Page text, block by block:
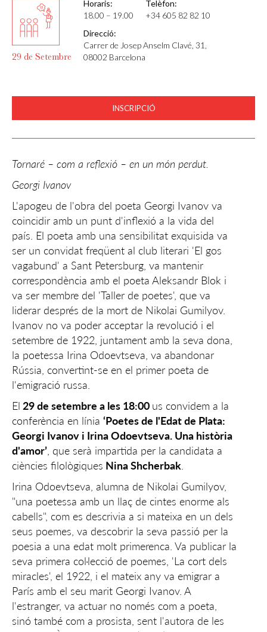
29 de Setembre
Horaris:
18.00 – 19.00
Telèfon:
+34 605 82 82 10
Direcció:
Carrer de Josep Anselm Clavé, 31,
08002 Barcelona
INSCRIPCIÓ
Tornaré – com a reflexió – en un món perdut.
Georgi Ivanov
L'apogeu de l'obra del poeta Georgi Ivanov va
coincidir amb un punt d'inflexió a la vida del
país. El poeta amb una sensibilitat exquisida va
ser un convidat freqüent al club literari 'El gos
vagabund' a Sant Petersburg, va mantenir
correspondència amb el poeta Aleksandr Blok i
va ser membre del 'Taller de poetes', que va
liderar després de la mort de Nikolai Gumilyov.
Ivanov no va poder acceptar la revolució i el
setembre de 1922, juntament amb la seva dona,
la poetessa Irina Odoevtseva, va abandonar
Rússia, convertint-se en el primer poeta de
l'emigració russa.
El 29 de setembre a les 18:00 us convidem a la
conferència en línia ‘Poetes de l'Edat de Plata:
Georgi Ivanov i Irina Odoevtseva. Una història
d'amor’ , que serà impartida per la candidata a
ciències filològiques Nina Shcherbak
Irina Odoevtseva, alumna de Nikolai Gumilyov,
"una poetessa amb un llaç de cintes enorme als
cabells", com es descrivia a si mateixa en un dels
seus poemes, va descobrir la seva passió per la
poesia a una edat molt primerenca. Va publicar la
seva primera col·lecció de poemes, 'La cort dels
miracles', el 1922, i el mateix any va emigrar a
París amb el seu marit Georgi Ivanov. A
l'estranger, va actuar no només com a poeta,
sinó també com a prosista, sent l'autora de les